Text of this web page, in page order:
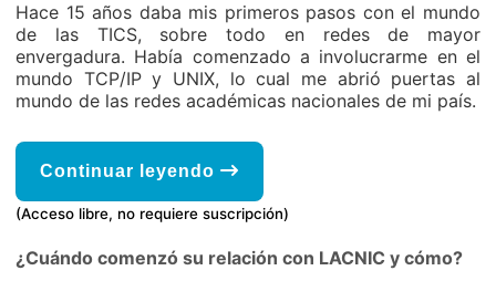
Hace 15 años daba mis primeros pasos con el mundo
de las TICS, sobre todo en redes de mayor
envergadura. Había comenzado a involucrarme en el
mundo TCP/IP y UNIX, lo cual me abrió puertas al
mundo de las redes académicas nacionales de mi país.
Continuar leyendo
(Acceso libre, no requiere suscripción)
¿Cuándo comenzó su relación con LACNIC y cómo?